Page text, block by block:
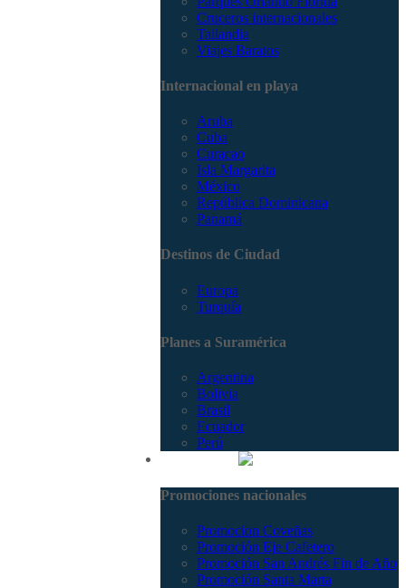
Cruceros internacionales
Tailandia
Viajes Baratos
Internacional en playa
Aruba
Cuba
Curacao
Isla Margarita
México
República Dominicana
Panamá
Destinos de Ciudad
Europa
Turquía
Planes a Suramérica
Argentina
Bolivia
Brasil
Ecuador
Perú
Promociones nacionales
Promocion Coveñas
Promoción Eje Cafetero
Promoción San Andrés Fin de Año
Promoción Santa Marta